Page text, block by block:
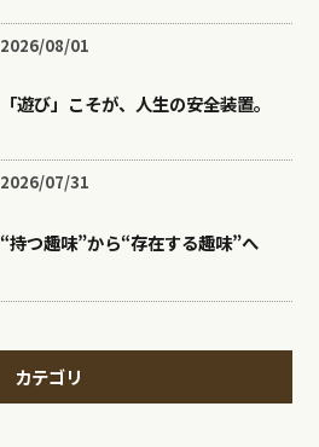
2026/08/01
「遊び」こそが、人生の安全装置。
2026/07/31
“持つ趣味”から“存在する趣味”へ
カテゴリ